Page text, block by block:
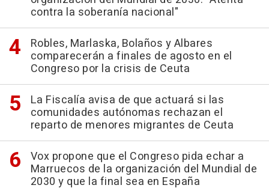
contra la soberanía nacional"
Robles, Marlaska, Bolaños y Albares
comparecerán a finales de agosto en el
Congreso por la crisis de Ceuta
La Fiscalía avisa de que actuará si las
comunidades autónomas rechazan el
reparto de menores migrantes de Ceuta
Vox propone que el Congreso pida echar a
Marruecos de la organización del Mundial de
2030 y que la final sea en España